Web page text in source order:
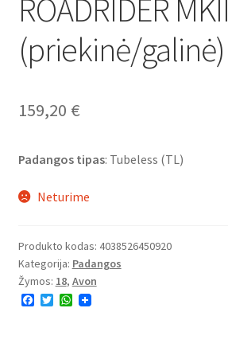
ROADRIDER MKII
(priekinė/galinė)
159,20 €
Padangos tipas: Tubeless (TL)
Neturime
Produkto kodas: 4038526450920
Kategorija: Padangos
Žymos: 18, Avon
F
T
W